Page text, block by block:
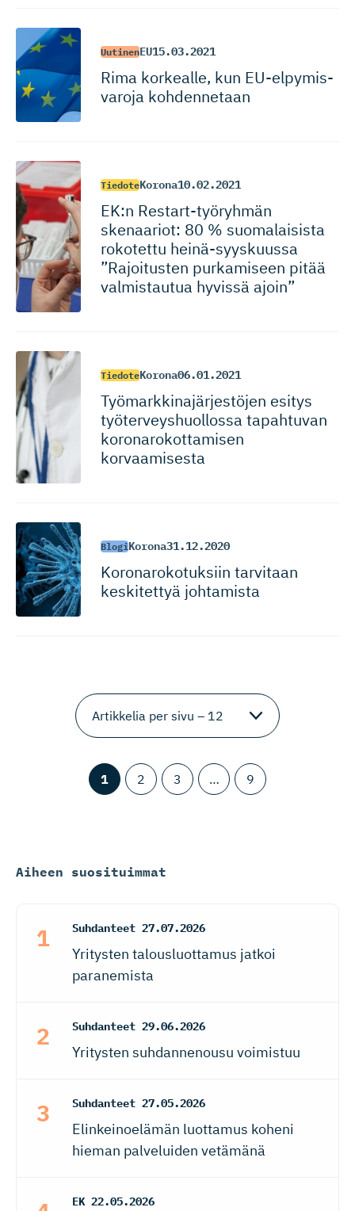
UutinenEU15.03.2021
Rima korkealle, kun EU-elpymis­
varoja kohdennetaan
TiedoteKorona10.02.2021
EK:n Restart-työ­ryhmän
skenaariot: 80 % suomalaisista
rokotettu heinä-syys­kuussa
”Rajoitusten purkamiseen pitää
valmistautua hyvissä ajoin”
TiedoteKorona06.01.2021
Työmarkki­na­jär­jestöjen esitys
työterveys­huollossa tapahtuvan
koronarokot­tamisen
korvaamisesta
BlogiKorona31.12.2020
Koronaroko­tuksiin tarvitaan
keskitettyä johtamista
1 2 3 … 9
Aiheen suosituimmat
Suhdanteet 27.07.2026
Yritysten talousluottamus jatkoi
paranemista
Suhdanteet 29.06.2026
Yritysten suhdannenousu voimistuu
Suhdanteet 27.05.2026
Elinkeinoelämän luottamus koheni
hieman palveluiden vetämänä
EK 22.05.2026